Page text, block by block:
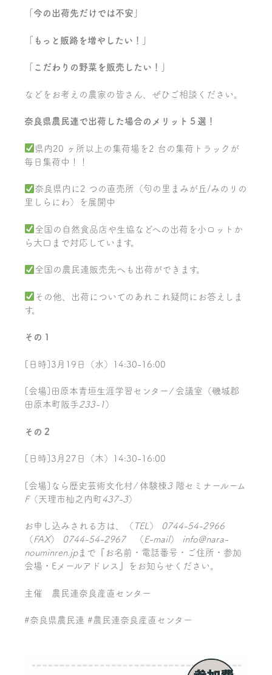
「今の出荷先だけでは不安」
「もっと販路を増やしたい！」
「こだわりの野菜を販売したい！」
などをお考えの農家の皆さん、ぜひご相談ください。
奈良県農民連で出荷した場合のメリット５選！
県内20 ヶ所以上の集荷場を2 台の集荷トラックが
毎日集荷中！！
奈良県内に2 つの直売所（句の里まみが丘/みのリの
里しらにわ）を展開中
全国の自然食品店や生協などへの出荷を小ロットか
ら大口まで対応しています。
全国の農民連販売先へも出荷ができます。
その他、出荷についてのあれこれ疑問にお答えしま
す。
その１
[日時]3月19日（水）14:30-16:00
[会場]田原本青垣生涯学習センター / 会議室（磯城郡
田原本町阪手233-1 ）
その２
[日時]3月27日（木）14:30-16:00
[会場]なら歴史芸術文化村 / 体験棟 3 階セミナールーム
F（天理市杣之内町437-3）
お申し込みされる方は、（ TEL ）
0744-54-2966
（ FAX） 0744-54-2967（ E-mail）
info@nara-
nouminren.jpまで『お名前・電話番号・ご住所・参加
会場・Eメールアドレス』をお知らせください。
主催 農民連奈良産直センター
#奈良県農民連 # 農民連奈良産直センター